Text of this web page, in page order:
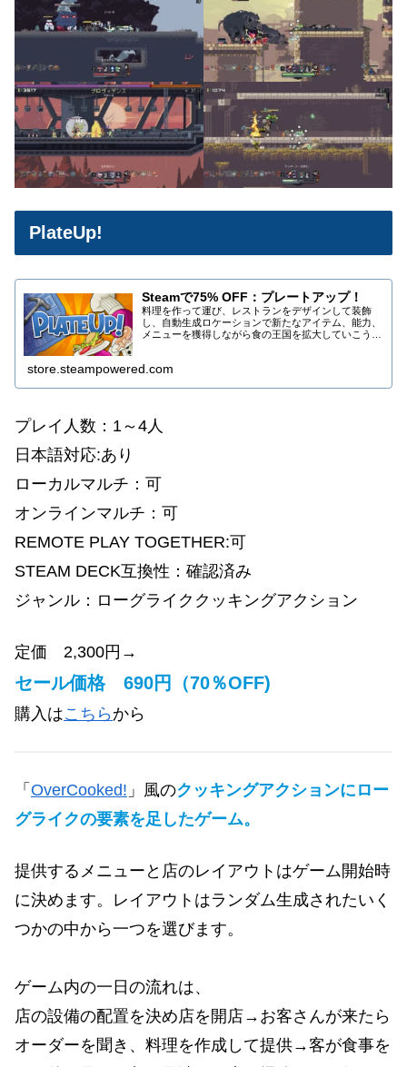
PlateUp!
Steamで75% OFF：プレートアップ！
料理を作って運び、レストランをデザインして装飾
し、自動生成ロケーションで新たなアイテム、能力、
メニューを獲得しながら食の王国を拡大していこう。
分...
store.steampowered.com
プレイ人数：1～4人
日本語対応:あり
ローカルマルチ：可
オンラインマルチ：可
REMOTE PLAY TOGETHER:可
STEAM DECK互換性：確認済み
ジャンル：ローグライククッキングアクション
定価 2,300円→
セール価格 690円（70％OFF)
購入はこちらから
「 OverCooked! 」風のクッキングアクションにロー
グライクの要素を足したゲーム。
提供するメニューと店のレイアウトはゲーム開始時
に決めます。レイアウトはランダム生成されたいく
つかの中から一つを選びます。
ゲーム内の一日の流れは、
店の設備の配置を決め店を開店→お客さんが来たら
オーダーを聞き、料理を作成して提供→客が食事を